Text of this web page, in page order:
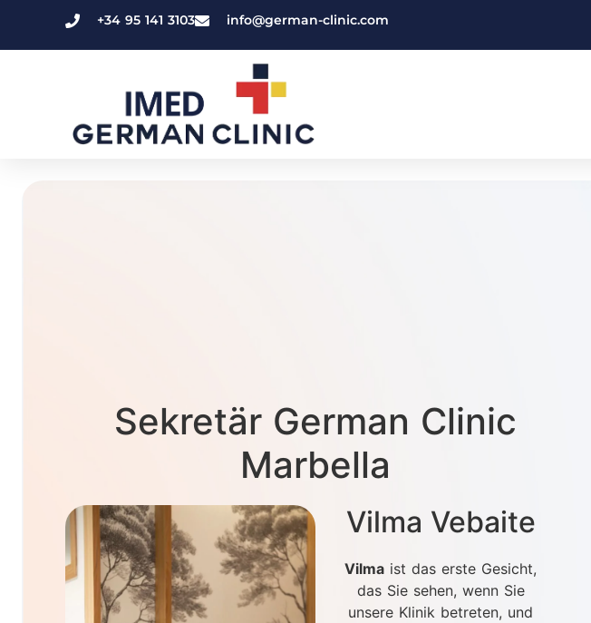
+34 95 141 3103 info@german-clinic.com
Sekretär German Clinic
Marbella
Vilma Vebaite
Vilma ist das erste Gesicht,
das Sie sehen, wenn Sie
unsere Klinik betreten, und